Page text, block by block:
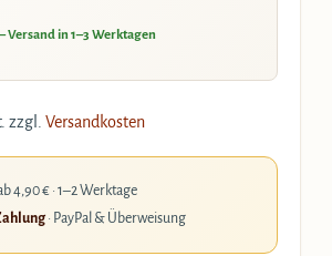
Versand in 1–3 Werktagen
zzgl. Versandkosten
4,90 € · 1–2 Werktage
· PayPal & Überweisung